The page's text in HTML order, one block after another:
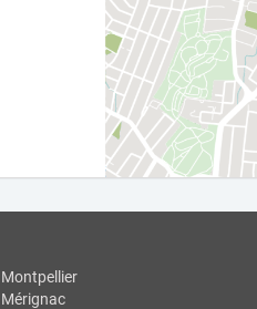
Montpellier
Mérignac